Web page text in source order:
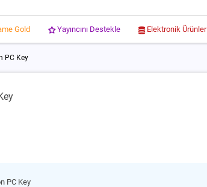
Gold Yayıncını Destekle Elektronik Ürünler
PC Key
PC Key